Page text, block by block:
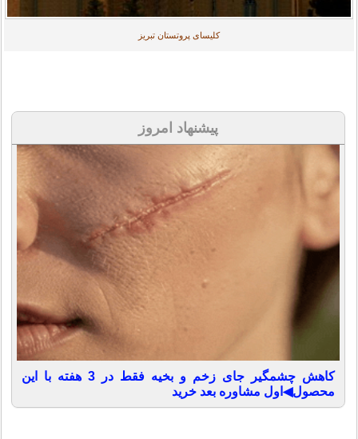
کلیسای پروتستان تبریز
پیشنهاد امروز
کاهش چشمگیر جای زخم و بخیه فقط در 3 هفته با این
محصول◀اول مشاوره بعد خرید